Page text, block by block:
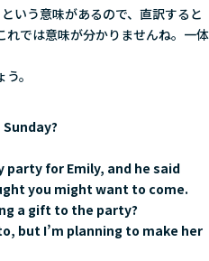
いう意味があるので、直訳すると
れでは意味が分かりませんね。一体
。
for Emily, and he said
you might want to come.
a gift to the party?
but I’m planning to make her